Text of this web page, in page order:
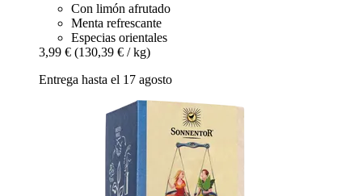
Con limón afrutado
Menta refrescante
Especias orientales
3,99 € (130,39 € / kg)
Entrega hasta el 17 agosto